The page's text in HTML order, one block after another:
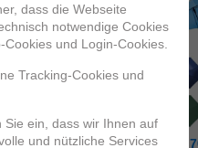
dass die Webseite
notwendige Cookies
und Login-Cookies.
Tracking-Cookies und
Sie ein, dass wir Ihnen auf
und nützliche Services